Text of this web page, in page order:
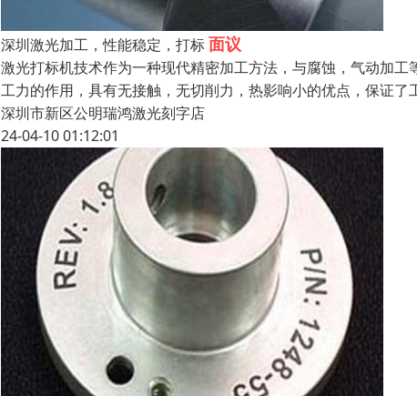
深圳激光加工，性能稳定，打标面议
激光打标机技术作为一种现代精密加工方法，与腐蚀，气动加
工力的作用，具有无接触，无切削力，热影响小的优点，保证
深圳市新区公明瑞鸿激光刻字店
24-04-10 01:12:01